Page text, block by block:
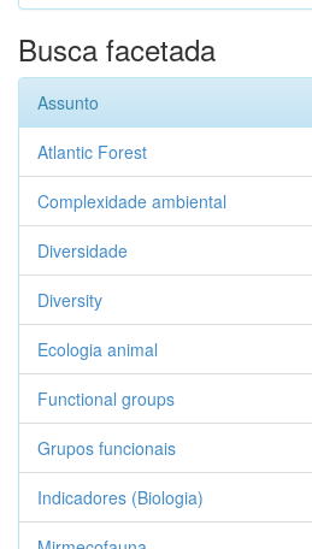
Busca facetada
Assunto
Atlantic Forest
Complexidade ambiental
Diversidade
Diversity
Ecologia animal
Functional groups
Grupos funcionais
Indicadores (Biologia)